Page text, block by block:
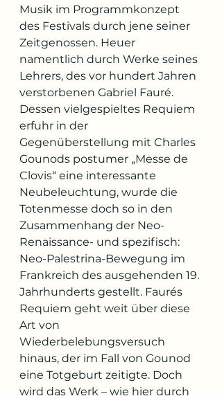
Musik im Programmkonzept
des Festivals durch jene seiner
Zeitgenossen. Heuer
namentlich durch Werke seines
Lehrers, des vor hundert Jahren
verstorbenen Gabriel Fauré.
Dessen vielgespieltes Requiem
erfuhr in der
Gegenüberstellung mit Charles
Gounods postumer „Messe de
Clovis“ eine interessante
Neubeleuchtung, wurde die
Totenmesse doch so in den
Zusammenhang der Neo-
Renaissance- und spezifisch:
Neo-Palestrina-Bewegung im
Frankreich des ausgehenden 19.
Jahrhunderts gestellt. Faurés
Requiem geht weit über diese
Art von
Wiederbelebungsversuch
hinaus, der im Fall von Gounod
eine Totgeburt zeitigte. Doch
wird das Werk – wie hier durch